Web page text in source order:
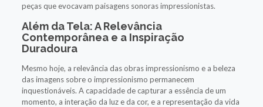
peças que evocavam paisagens sonoras impressionistas.
Além da Tela: A Relevância
Contemporânea e a Inspiração
Duradoura
Mesmo hoje, a relevância das obras impressionismo e a beleza
das imagens sobre o impressionismo permanecem
inquestionáveis. A capacidade de capturar a essência de um
momento, a interação da luz e da cor, e a representação da vida